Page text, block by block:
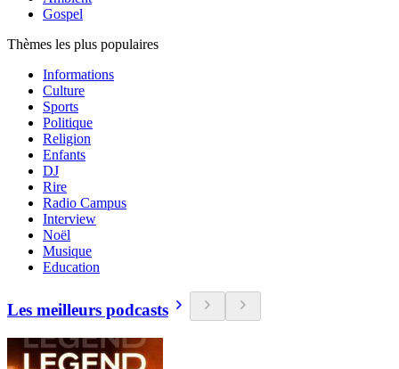
Gospel
Thèmes les plus populaires
Informations
Culture
Sports
Politique
Religion
Enfants
DJ
Rire
Radio Campus
Interview
Noël
Musique
Education
Les meilleurs podcasts